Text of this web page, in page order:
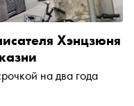
Хэнцзюня
на два года